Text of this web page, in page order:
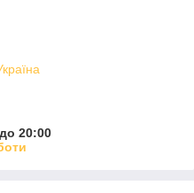
20:00